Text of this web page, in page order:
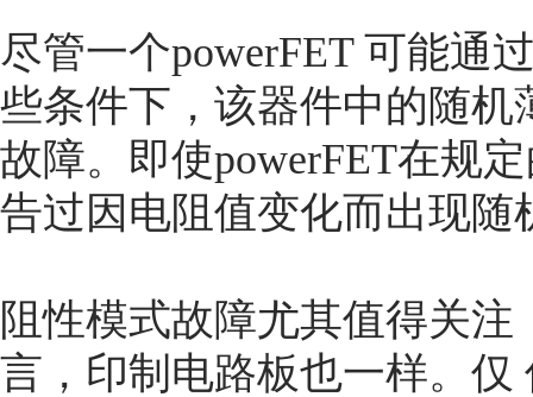
尽管一个powerFET 可能通
些条件下，该器件中的随
故障。即使powerFET在规
告过因电阻值变化而出现
阻性模式故障尤其值得关注
言，印制电路板也一样。仅